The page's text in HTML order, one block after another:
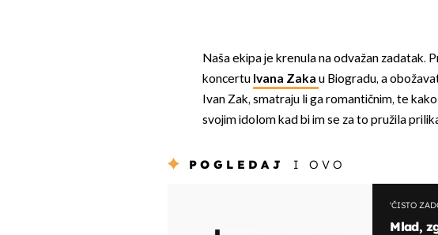
Naša ekipa je krenula na odvažan zadatak.
koncertu Ivana Zaka u Biogradu, a
Ivan Zak, smatraju li ga romantičnim, te
svojim idolom kad bi im se za to pružila
POGLEDAJ I OVO
'ČISTO
Mlad,